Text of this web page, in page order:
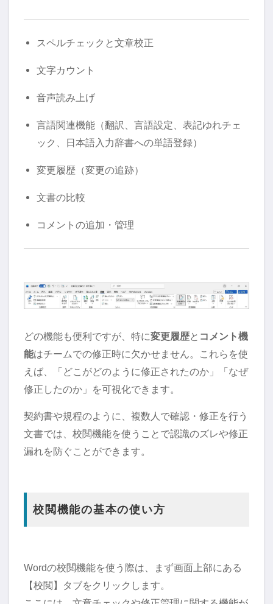
スペルチェックと文章校正
文字カウント
音声読み上げ
言語関連機能（翻訳、言語設定、表記ゆれチェ
ック、日本語入力辞書への単語登録）
変更履歴（変更の追跡）
文書の比較
コメントの追加・管理
どの機能も便利ですが、特に変更履歴と コメント機
能はチームでの修正時に欠かせません。これらを使
えば、「どこがどのように修正されたのか」「なぜ
修正したのか」を可視化できます。
契約書や規程のように、複数人で確認・修正を行う
文書では、校閲機能を使うことで認識のズレや修正
漏れを防ぐことができます。
校閲機能の基本の使い方
Wordの校閲機能を使う際は、まず画面上部にある
【校閲】タブをクリックします。